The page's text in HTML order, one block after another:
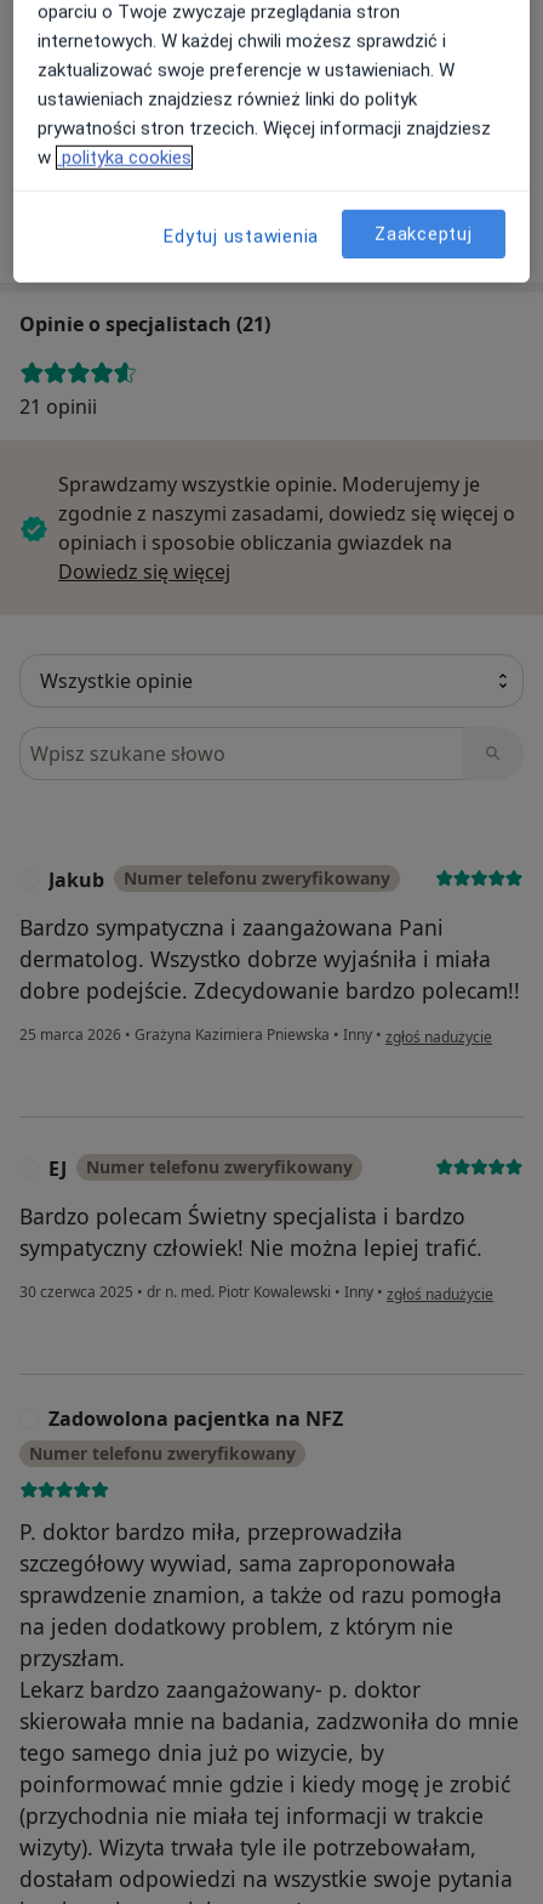
Powiększ mapę
Przychodnia Rejonowo Specjalistyczna
Rembielińska 8, 03-343 Warszawa
Opinie o specjalistach (21)
21 opinii
Sprawdzamy wszystkie opinie. Moderujemy je
zgodnie z naszymi zasadami, dowiedz się więcej o
opiniach i sposobie obliczania gwiazdek na
Dowiedz się więcej
Szukaj w opiniach
Jakub Numer telefonu zweryfikowany
Bardzo sympatyczna i zaangażowana Pani
dermatolog. Wszystko dobrze wyjaśniła i miała
dobre podejście. Zdecydowanie bardzo polecam!!
25 marca 2026 • Grażyna Kazimiera Pniewska • Inny • w opinii użytkownika
zgłoś nadużycie
EJ Numer telefonu zweryfikowany
Bardzo polecam Świetny specjalista i bardzo
sympatyczny człowiek! Nie można lepiej trafić.
30 czerwca 2025 • dr n. med. Piotr Kowalewski • Inny • w opinii użytkownika EJ
zgłoś nadużycie
Zadowolona pacjentka na NFZ
Numer telefonu zweryfikowany
P. doktor bardzo miła, przeprowadziła
szczegółowy wywiad, sama zaproponowała
sprawdzenie znamion, a także od razu pomogła
na jeden dodatkowy problem, z którym nie
przyszłam.
Lekarz bardzo zaangażowany- p. doktor
skierowała mnie na badania, zadzwoniła do mnie
tego samego dnia już po wizycie, by
poinformować mnie gdzie i kiedy mogę je zrobić
(przychodnia nie miała tej informacji w trakcie
wizyty). Wizyta trwała tyle ile potrzebowałam,
dostałam odpowiedzi na wszystkie swoje pytania
oparciu o Twoje zwyczaje przeglądania stron
internetowych. W każdej chwili możesz sprawdzić i
zaktualizować swoje preferencje w ustawieniach. W
ustawieniach znajdziesz również linki do polityk
prywatności stron trzecich. Więcej informacji znajdziesz
w polityka cookies
Edytuj ustawienia Zaakceptuj